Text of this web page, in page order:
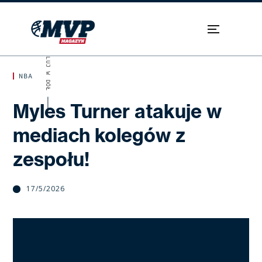
NBA
Myles Turner atakuje w
mediach kolegów z
zespołu!
17/5/2026
SKROLUJ W DÓŁ